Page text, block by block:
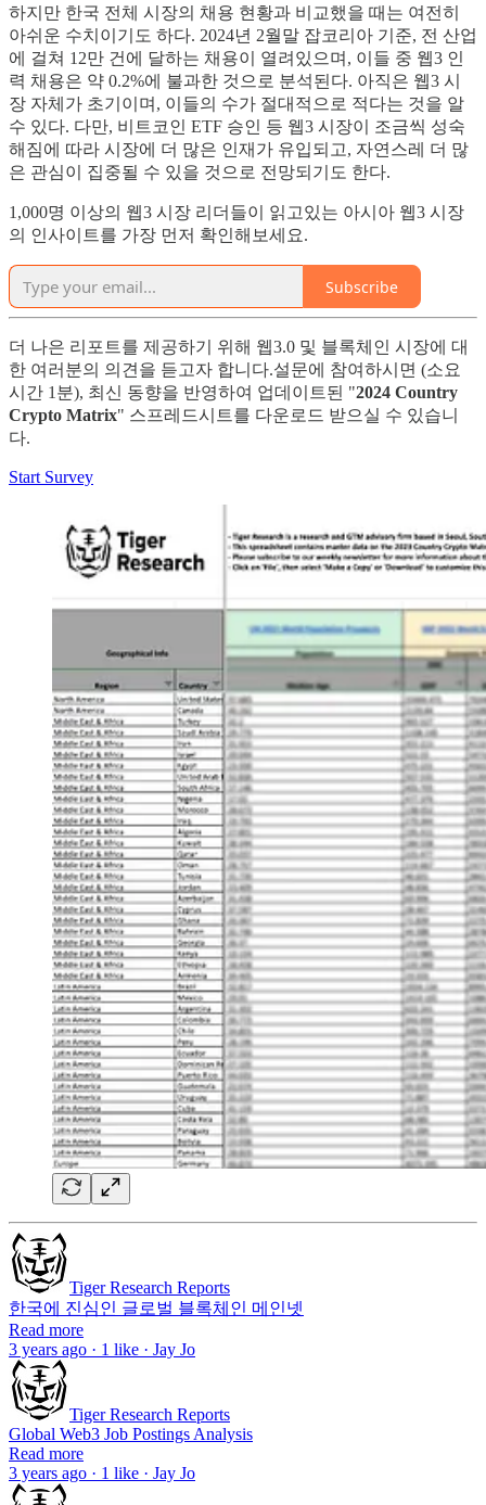
하지만 한국 전체 시장의 채용 현황과 비교했을 때는 여전히
아쉬운 수치이기도 하다. 2024년 2월말 잡코리아 기준, 전 산업
에 걸쳐 12만 건에 달하는 채용이 열려있으며, 이들 중 웹3 인
력 채용은 약 0.2%에 불과한 것으로 분석된다. 아직은 웹3 시
장 자체가 초기이며, 이들의 수가 절대적으로 적다는 것을 알
수 있다. 다만, 비트코인 ETF 승인 등 웹3 시장이 조금씩 성숙
해짐에 따라 시장에 더 많은 인재가 유입되고, 자연스레 더 많
은 관심이 집중될 수 있을 것으로 전망되기도 한다.
1,000명 이상의 웹3 시장 리더들이 읽고있는 아시아 웹3 시장
의 인사이트를 가장 먼저 확인해보세요.
Subscribe
더 나은 리포트를 제공하기 위해 웹3.0 및 블록체인 시장에 대
한 여러분의 의견을 듣고자 합니다.설문에 참여하시면 (소요
시간 1분), 최신 동향을 반영하여 업데이트된 "2024 Country
Crypto Matrix" 스프레드시트를 다운로드 받으실 수 있습니
다.
Start Survey
Tiger Research Reports
한국에 진심인 글로벌 블록체인 메인넷
Read more
3 years ago · 1 like · Jay Jo
Tiger Research Reports
Global Web3 Job Postings Analysis
Read more
3 years ago · 1 like · Jay Jo